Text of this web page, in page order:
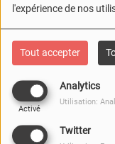
l'expérience de nos
Tout accepter
Analytics
Activé
Utilisation:
Twitter